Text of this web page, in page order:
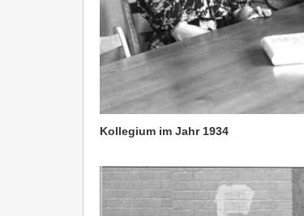
Kollegium im Jahr 1934